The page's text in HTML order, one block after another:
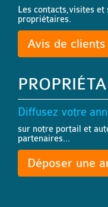
Les contacts,visites
propriétaires.
Avis de clients
Diffusez votre
sur notre portail et
partenaires...
Déposer une